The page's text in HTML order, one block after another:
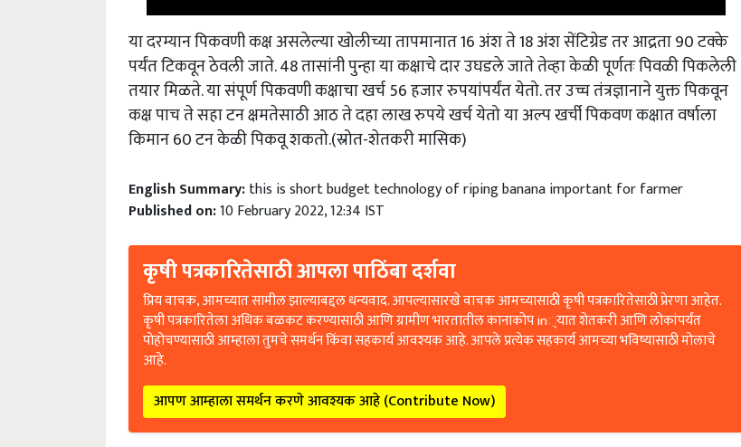
या दरम्यान पिकवणी कक्ष असलेल्या खोलीच्या तापमानात 16 अंश ते 18 अंश सेंटिग्रेड तर आद्रता 90 टक्के
पर्यंत टिकवून ठेवली जाते. 48 तासांनी पुन्हा या कक्षाचे दार उघडले जाते तेव्हा केळी पूर्णतः पिवळी पिकलेली
तयार मिळते. या संपूर्ण पिकवणी कक्षाचा खर्च 56 हजार रुपयांपर्यंत येतो. तर उच्च तंत्रज्ञानाने युक्त पिकवून
कक्ष पाच ते सहा टन क्षमतेसाठी आठ ते दहा लाख रुपये खर्च येतो या अल्प खर्ची पिकवण कक्षात वर्षाला
किमान 60 टन केळी पिकवू शकतो.(स्रोत-शेतकरी मासिक)
English Summary:this is short budget technology of riping banana important for farmer
Published on:10 February 2022, 12:34 IST
कृषी पत्रकारितेसाठी आपला पाठिंबा दर्शवा
प्रिय वाचक, आमच्यात सामील झाल्याबद्दल धन्यवाद. आपल्यासारखे वाचक आमच्यासाठी कृषी पत्रकारितेसाठी प्रेरणा आहेत.
कृषी पत्रकारितेला अधिक बळकट करण्यासाठी आणि ग्रामीण भारतातील कानाकोप in्यात शेतकरी आणि लोकांपर्यंत
पोहोचण्यासाठी आम्हाला तुमचे समर्थन किंवा सहकार्य आवश्यक आहे. आपले प्रत्येक सहकार्य आमच्या भविष्यासाठी मोलाचे
आहे.
आपण आम्हाला समर्थन करणे आवश्यक आहे (Contribute Now)